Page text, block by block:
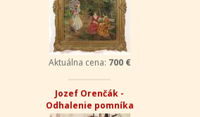
Aktuálna cena: 700 €
Jozef Orenčák -
Odhalenie pomníka